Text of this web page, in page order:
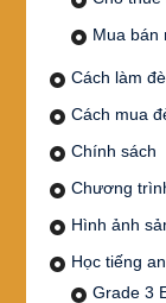
Mua bán
Cách làm
Cách mua
Chính sách
Chương
Hình ảnh
Học tiếng
Grade 3